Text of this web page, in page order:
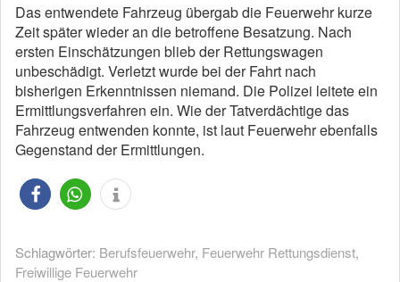
Das entwendete Fahrzeug übergab die Feuerwehr kurze
Zeit später wieder an die betroffene Besatzung. Nach
ersten Einschätzungen blieb der Rettungswagen
unbeschädigt. Verletzt wurde bei der Fahrt nach
bisherigen Erkenntnissen niemand. Die Polizei leitete ein
Ermittlungsverfahren ein. Wie der Tatverdächtige das
Fahrzeug entwenden konnte, ist laut Feuerwehr ebenfalls
Gegenstand der Ermittlungen.
Schlagwörter: Berufsfeuerwehr, Feuerwehr Rettungsdienst,
Freiwillige Feuerwehr